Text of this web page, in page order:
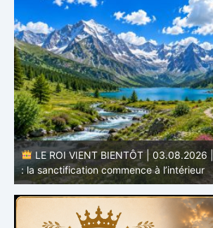
LE ROI VIENT BIENTÔT | 02.08.2026 |
semblable au Christ : Une transformation